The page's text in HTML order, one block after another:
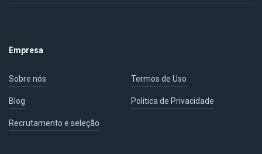
Empresa
Sobre nós Termos de Uso
Blog Politica de Privacidade
Recrutamento e seleção